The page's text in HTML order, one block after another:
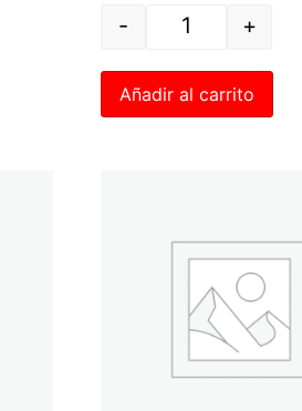
- +
Añadir al carrito